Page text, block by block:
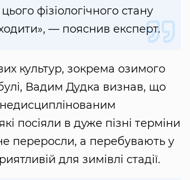
фізіологічного стану
— пояснив експерт.
культур, зокрема озимого
Вадим Дудка визнав, що
посіяли в дуже пізні терміни
не переросли, а перебувають у
для зимівлі стадії.